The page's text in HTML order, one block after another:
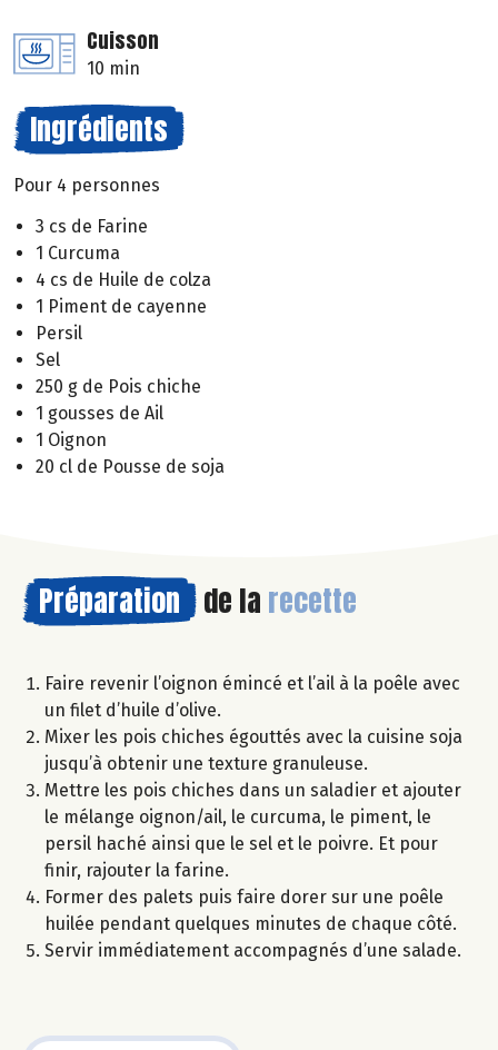
Cuisson
10 min
Ingrédients
Pour 4 personnes
3 cs de Farine
1 Curcuma
4 cs de Huile de colza
1 Piment de cayenne
Persil
Sel
250 g de Pois chiche
1 gousses de Ail
1 Oignon
20 cl de Pousse de soja
Préparation de la recette
Faire revenir l’oignon émincé et l’ail à la poêle avec
un filet d’huile d’olive.
Mixer les pois chiches égouttés avec la cuisine soja
jusqu’à obtenir une texture granuleuse.
Mettre les pois chiches dans un saladier et ajouter
le mélange oignon/ail, le curcuma, le piment, le
persil haché ainsi que le sel et le poivre. Et pour
finir, rajouter la farine.
Former des palets puis faire dorer sur une poêle
huilée pendant quelques minutes de chaque côté.
Servir immédiatement accompagnés d’une salade.